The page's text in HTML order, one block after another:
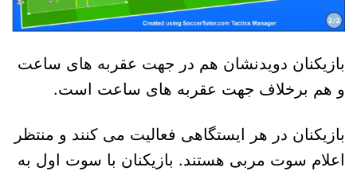
بازیکنان دویدنشان هم در جهت عقربه های ساعت
و هم برخلاف جهت عقربه های ساعت است.
بازیکنان در هر ایستگاهی فعالیت می کنند و منتظر
اعلام سوت مربی هستند. بازیکنان با سوت اول به